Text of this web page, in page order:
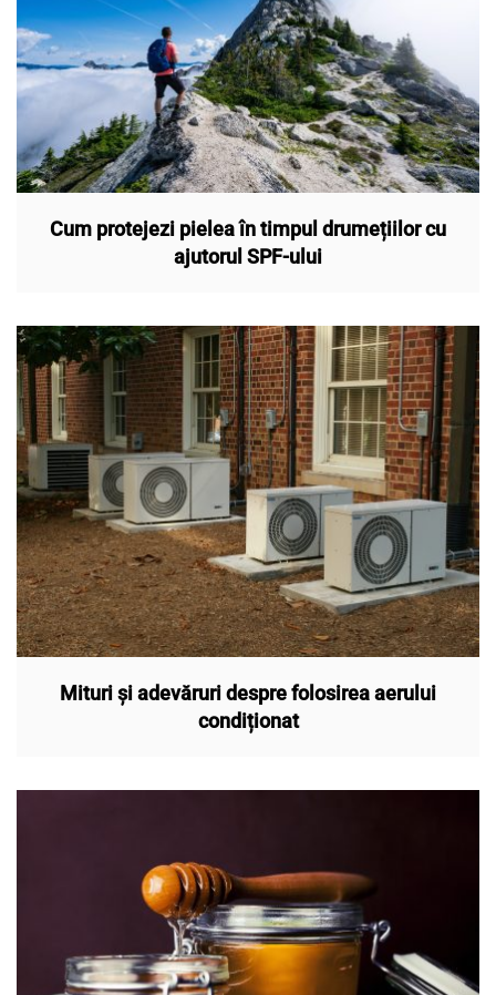
Cum protejezi pielea în timpul drumețiilor cu
ajutorul SPF-ului
Mituri și adevăruri despre folosirea aerului
condiționat